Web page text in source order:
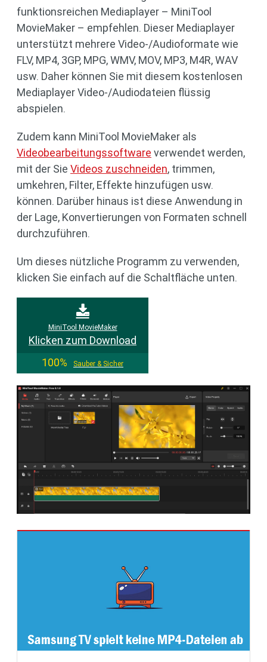
funktionsreichen Mediaplayer – MiniTool
MovieMaker – empfehlen. Dieser Mediaplayer
unterstützt mehrere Video-/Audioformate wie
FLV, MP4, 3GP, MPG, WMV, MOV, MP3, M4R, WAV
usw. Daher können Sie mit diesem kostenlosen
Mediaplayer Video-/Audiodateien flüssig
abspielen.
Zudem kann MiniTool MovieMaker als
Videobearbeitungssoftware verwendet werden,
mit der Sie Videos zuschneiden, trimmen,
umkehren, Filter, Effekte hinzufügen usw.
können. Darüber hinaus ist diese Anwendung in
der Lage, Konvertierungen von Formaten schnell
durchzuführen.
Um dieses nützliche Programm zu verwenden,
klicken Sie einfach auf die Schaltfläche unten.
MiniTool MovieMaker
Klicken zum Download
100%
Sauber & Sicher